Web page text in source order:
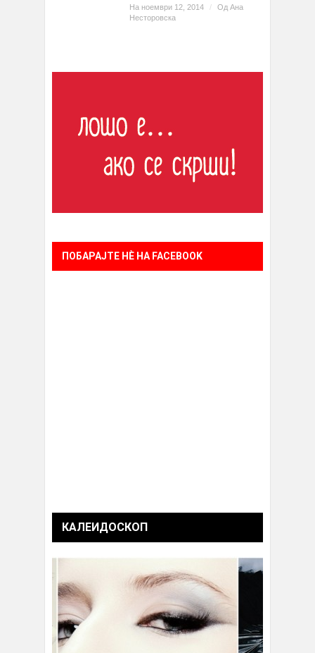
На ноември 12, 2014 / Од Ана
Несторовска
ПОБАРАЈТЕ НÈ НА FACEBOOK
КАЛЕИДОСКОП